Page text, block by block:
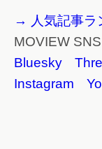
→ 人気記事ラ
MOVIEW SNS
Bluesky
Instagram